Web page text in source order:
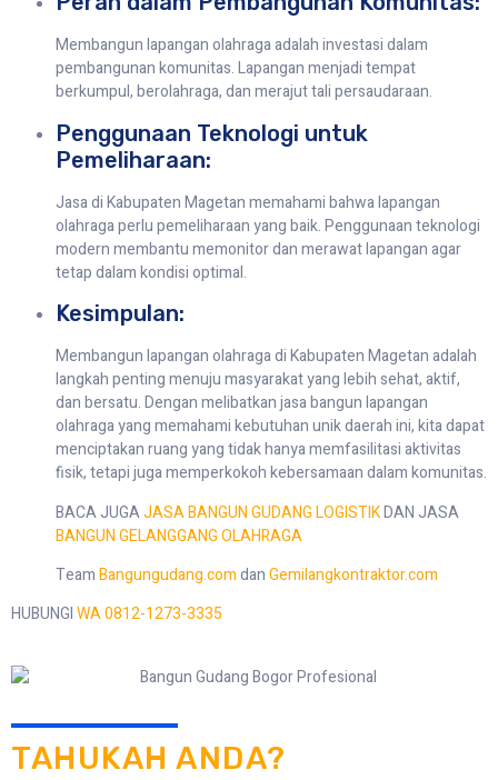
Membangun lapangan olahraga adalah investasi dalam
pembangunan komunitas. Lapangan menjadi tempat
berkumpul, berolahraga, dan merajut tali persaudaraan.
Penggunaan Teknologi untuk
Pemeliharaan:
Jasa di Kabupaten Magetan memahami bahwa lapangan
olahraga perlu pemeliharaan yang baik. Penggunaan teknologi
modern membantu memonitor dan merawat lapangan agar
tetap dalam kondisi optimal.
Kesimpulan:
Membangun lapangan olahraga di Kabupaten Magetan adalah
langkah penting menuju masyarakat yang lebih sehat, aktif,
dan bersatu. Dengan melibatkan jasa bangun lapangan
olahraga yang memahami kebutuhan unik daerah ini, kita dapat
menciptakan ruang yang tidak hanya memfasilitasi aktivitas
fisik, tetapi juga memperkokoh kebersamaan dalam komunitas.
BACA JUGAJASA BANGUN GUDANG LOGISTIKDAN JASA
BANGUN GELANGGANG OLAHRAGA
TeamBangungudang.comdanGemilangkontraktor.com
HUBUNGIWA 0812-1273-3335
TAHUKAH ANDA?